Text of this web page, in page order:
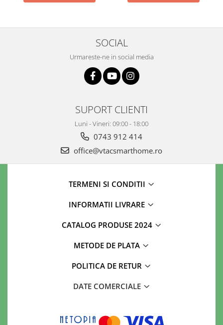
SOCIAL
Urmareste-ne in social media
SUPORT CLIENTI
Luni - Vineri: 09:00 - 18:00
0743 912 414
office@vtacsmarthome.ro
TERMENI SI CONDITII
INFORMATII LIVRARE
CATALOG PRODUSE 2024
METODE DE PLATA
POLITICA DE RETUR
DATE COMERCIALE